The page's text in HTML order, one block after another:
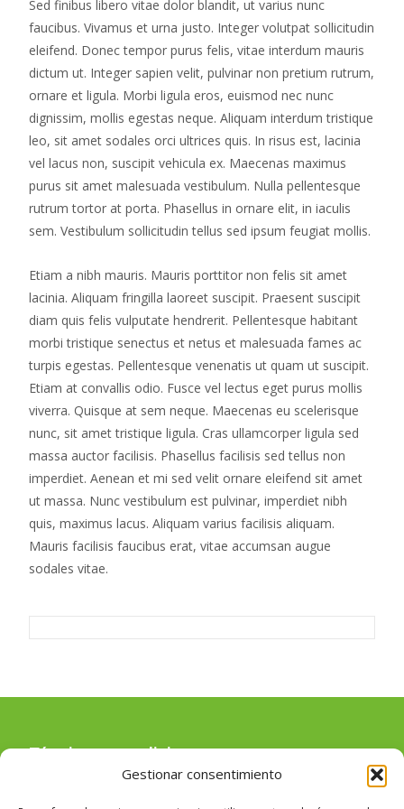
Gestionar consentimiento
Sed finibus libero vitae dolor blandit, ut varius nunc
faucibus. Vivamus et urna justo. Integer volutpat sollicitudin
eleifend. Donec tempor purus felis, vitae interdum mauris
dictum ut. Integer sapien velit, pulvinar non pretium rutrum,
ornare et ligula. Morbi ligula eros, euismod nec nunc
dignissim, mollis egestas neque. Aliquam interdum tristique
leo, sit amet sodales orci ultrices quis. In risus est, lacinia
vel lacus non, suscipit vehicula ex. Maecenas maximus
purus sit amet malesuada vestibulum. Nulla pellentesque
rutrum tortor at porta. Phasellus in ornare elit, in iaculis
sem. Vestibulum sollicitudin tellus sed ipsum feugiat mollis.
Etiam a nibh mauris. Mauris porttitor non felis sit amet
lacinia. Aliquam fringilla laoreet suscipit. Praesent suscipit
diam quis felis vulputate hendrerit. Pellentesque habitant
morbi tristique senectus et netus et malesuada fames ac
turpis egestas. Pellentesque venenatis ut quam ut suscipit.
Etiam at convallis odio. Fusce vel lectus eget purus mollis
viverra. Quisque at sem neque. Maecenas eu scelerisque
nunc, sit amet tristique ligula. Cras ullamcorper ligula sed
massa auctor facilisis. Phasellus facilisis sed tellus non
imperdiet. Aenean et mi sed velit ornare eleifend sit amet
ut massa. Nunc vestibulum est pulvinar, imperdiet nibh
quis, maximus lacus. Aliquam varius facilisis aliquam.
Mauris facilisis faucibus erat, vitae accumsan augue
sodales vitae.
Términos y condiciones